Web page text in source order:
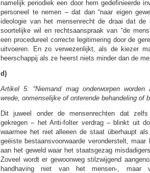
namelijk periodiek een door hem gedefinieerde
personeel te nemen – dat dan “naar eigen
ideologie van het mensenrecht de draai dat
soortelijke wil en rechtsaanspraak van “de
een procedureel correcte legitimering door de
uitvoeren. En zo verwezenlijkt, als de kiezer
heerschappij als ze heerst niets minder dan de
d)
Artikel 5: “Niemand mag onderworpen
wrede, onmenselijke of onterende behandeling of
Dit juweel onder de mensenrechten dat
gekregen – het Anti-folter verdrag – blinkt uit
waarmee het niet alleeen de staat überhaupt
geëiste bestaansvoorwaarde veronderstelt,
aan het geweld waar het staatsgezag
Zoveel wordt er gewoonweg stilzwijgend
handhaving niet van het mensen-, maar